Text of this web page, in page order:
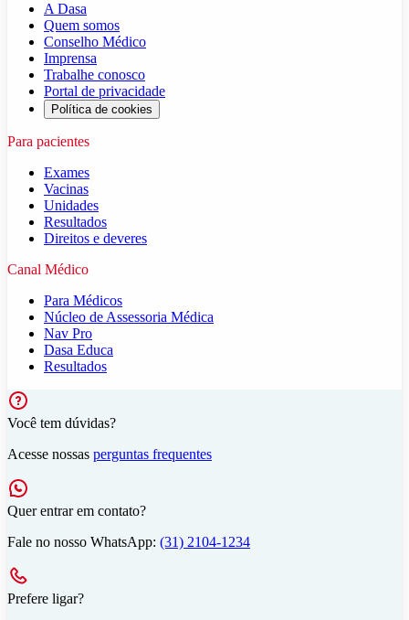
A Dasa
Quem somos
Conselho Médico
Imprensa
Trabalhe conosco
Portal de privacidade
Política de cookies
Para pacientes
Exames
Vacinas
Unidades
Resultados
Direitos e deveres
Canal Médico
Para Médicos
Núcleo de Assessoria Médica
Nav Pro
Dasa Educa
Resultados
Você tem dúvidas?
Acesse nossas perguntas frequentes
Quer entrar em contato?
Fale no nosso WhatsApp: (31) 2104-1234
Prefere ligar?